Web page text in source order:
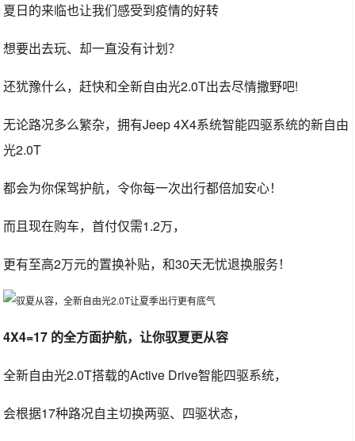
夏日的来临也让我们感受到疫情的好转
想要出去玩、却一直没有计划？
还犹豫什么，赶快和全新自由光2.0T出去尽情撒野吧!
无论路况多么繁杂，拥有Jeep 4X4系统智能四驱系统的新自由
光2.0T
都会为你保驾护航，令你每一次出行都倍加安心！
而且现在购车，首付仅需1.2万，
更有至高2万元的置换补贴，和30天无忧退换服务！
4X4=17 的全方面护航，让你驭夏更从容
全新自由光2.0T搭载的Active Drive智能四驱系统，
会根据17种路况自主切换两驱、四驱状态，